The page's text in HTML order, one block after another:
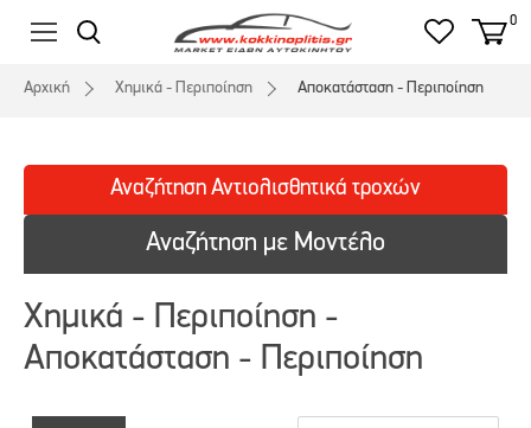
0
Αρχική Χημικά - Περιποίηση Αποκατάσταση - Περιποίηση
Αναζήτηση με Μοντέλο
Αναζήτηση Αντιολισθητικά τροχών
Χημικά - Περιποίηση -
Αποκατάσταση - Περιποίηση